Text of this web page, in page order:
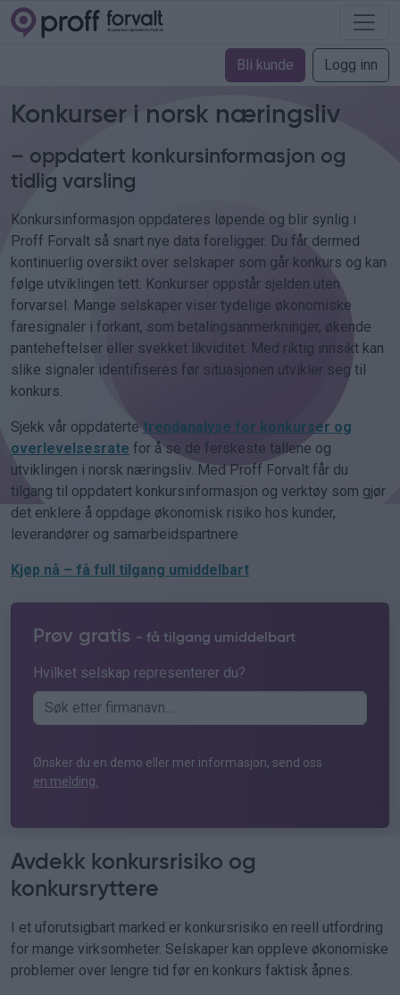
Bli kunde Logg inn
Konkurser i norsk næringsliv
– oppdatert konkursinformasjon og
tidlig varsling
Konkursinformasjon oppdateres løpende og blir synlig i
Proff Forvalt så snart nye data foreligger. Du får dermed
kontinuerlig oversikt over selskaper som går konkurs og kan
følge utviklingen tett. Konkurser oppstår sjelden uten
forvarsel. Mange selskaper viser tydelige økonomiske
faresignaler i forkant, som betalingsanmerkninger, økende
panteheftelser eller svekket likviditet. Med riktig innsikt kan
slike signaler identifiseres før situasjonen utvikler seg til
konkurs.
Sjekk vår oppdatertetrendanalyse for konkurser og
overlevelsesrate for å se de ferskeste tallene og
utviklingen i norsk næringsliv. Med Proff Forvalt får du
tilgang til oppdatert konkursinformasjon og verktøy som gjør
det enklere å oppdage økonomisk risiko hos kunder,
leverandører og samarbeidspartnere
Kjøp nå – få full tilgang umiddelbart
Prøv gratis - få tilgang umiddelbart
Hvilket selskap representerer du?
Ønsker du en demo eller mer informasjon, send oss
en melding.
Avdekk konkursrisiko og
konkursryttere
I et uforutsigbart marked er konkursrisiko en reell utfordring
for mange virksomheter. Selskaper kan oppleve økonomiske
problemer over lengre tid før en konkurs faktisk åpnes.